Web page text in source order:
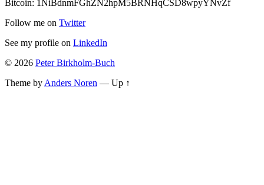
Bitcoin: 1NiBdnmFGhZN2hpM5BRNHqCSD8wpyYNvZf
Follow me on Twitter
See my profile on LinkedIn
© 2026 Peter Birkholm-Buch
Theme by Anders Noren — Up ↑